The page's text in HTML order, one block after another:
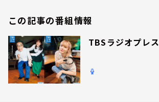
この記事の番組情報
TBSラジオプレス